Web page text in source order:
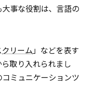
事な役割は、言語の
クリーム」などを表す
取り入れられまし
ミュニケーションツ